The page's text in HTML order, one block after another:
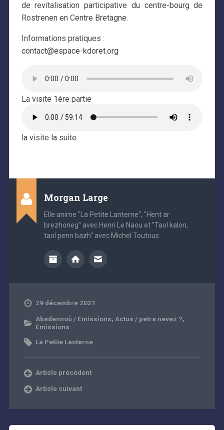
de revitalisation participative du centre-bourg de
Rostrenen en Centre Bretagne.
Informations pratiques :
contact@espace-kdoret.org
La visite 1ère partie
la visite la suite
Morgan Large
Elle anime "La Petite Lanterne", "Hent ar
brezhoneg" avec Henri Le Naou et "Taol kalon,
taol penn bazh" avec Michel Toutous
29 décembre 2021
Abadennoù / Émissions, Actus / petra nevez ?,
Émissions
La Petite Lanterne
Article précédent
Article suivant